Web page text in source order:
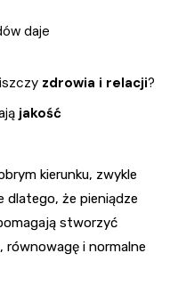
daje
zdrowia i relacji?
jakość
kierunku, zwykle
dlatego, że pieniądze
stworzyć
równowagę i normalne